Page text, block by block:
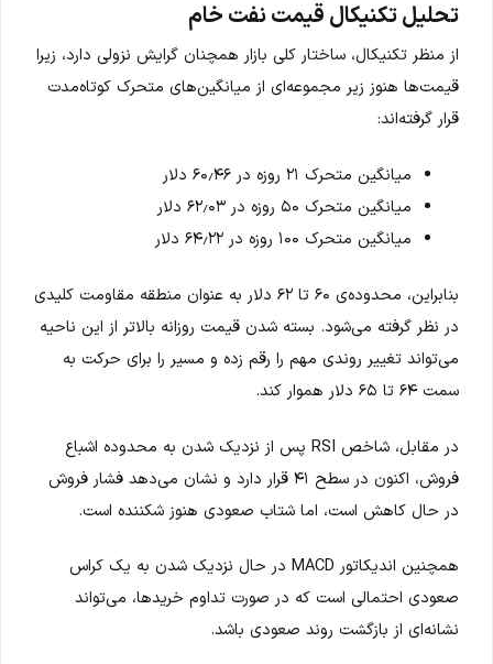
تحلیل تکنیکال قیمت نفت خام
از منظر تکنیکال، ساختار کلی بازار همچنان گرایش نزولی دارد، زیرا
قیمت‌ها هنوز زیر مجموعه‌ای از میانگین‌های متحرک کوتاه‌مدت
قرار گرفته‌اند:
میانگین متحرک ۲۱ روزه در ۶۰٫۴۶ دلار
میانگین متحرک ۵۰ روزه در ۶۲٫۰۳ دلار
میانگین متحرک ۱۰۰ روزه در ۶۴٫۲۲ دلار
بنابراین، محدوده‌ی ۶۰ تا ۶۲ دلار به عنوان منطقه مقاومت کلیدی
در نظر گرفته می‌شود. بسته شدن قیمت روزانه بالاتر از این ناحیه
می‌تواند تغییر روندی مهم را رقم زده و مسیر را برای حرکت به
سمت ۶۴ تا ۶۵ دلار هموار کند.
در مقابل، شاخص RSI پس از نزدیک شدن به محدوده اشباع
فروش، اکنون در سطح ۴۱ قرار دارد و نشان می‌دهد فشار فروش
در حال کاهش است، اما شتاب صعودی هنوز شکننده است.
همچنین اندیکاتور MACD در حال نزدیک شدن به یک کراس
صعودی احتمالی است که در صورت تداوم خریدها، می‌تواند
نشانه‌ای از بازگشت روند صعودی باشد.